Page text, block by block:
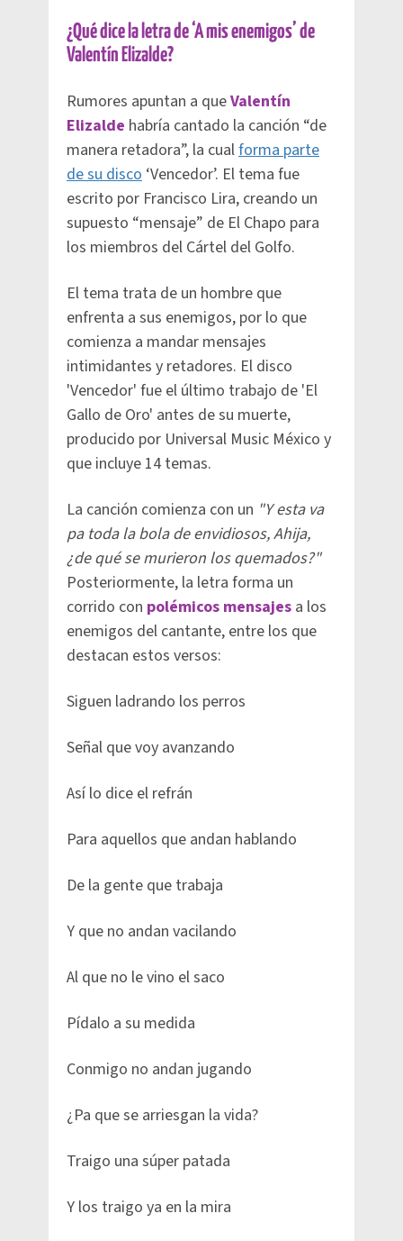
¿Qué dice la letra de ‘A mis enemigos’ de
Valentín Elizalde?
Rumores apuntan a queValentín
Elizalde habría cantado la canción “de
manera retadora”, la cualforma parte
de su disco ‘Vencedor’. El tema fue
escrito por Francisco Lira, creando un
supuesto “mensaje” de El Chapo para
los miembros del Cártel del Golfo.
El tema trata de un hombre que
enfrenta a sus enemigos, por lo que
comienza a mandar mensajes
intimidantes y retadores. El disco
'Vencedor' fue el último trabajo de 'El
Gallo de Oro' antes de su muerte,
producido por Universal Music México y
que incluye 14 temas.
La canción comienza con un "Y esta va
pa toda la bola de envidiosos, Ahija,
¿de qué se murieron los quemados?"
Posteriormente, la letra forma un
corrido con polémicos mensajes a los
enemigos del cantante, entre los que
destacan estos versos:
Siguen ladrando los perros
Señal que voy avanzando
Así lo dice el refrán
Para aquellos que andan hablando
De la gente que trabaja
Y que no andan vacilando
Al que no le vino el saco
Pídalo a su medida
Conmigo no andan jugando
¿Pa que se arriesgan la vida?
Traigo una súper patada
Y los traigo ya en la mira